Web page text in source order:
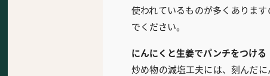
使われているものが多くありま
でください。
にんにくと生姜でパンチをつける
炒め物の減塩工夫には、刻んだ